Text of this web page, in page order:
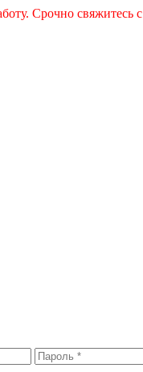
Срочно свяжитесь с